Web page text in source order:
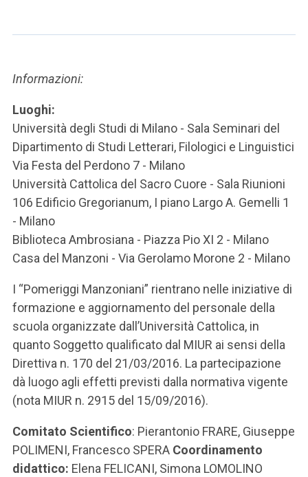
Informazioni:
Luoghi:
Università degli Studi di Milano - Sala Seminari del
Dipartimento di Studi Letterari, Filologici e Linguistici
Via Festa del Perdono 7 - Milano
Università Cattolica del Sacro Cuore - Sala Riunioni
106 Edificio Gregorianum, I piano Largo A. Gemelli 1
- Milano
Biblioteca Ambrosiana - Piazza Pio XI 2 - Milano
Casa del Manzoni - Via Gerolamo Morone 2 - Milano
I “Pomeriggi Manzoniani” rientrano nelle iniziative di
formazione e aggiornamento del personale della
scuola organizzate dall’Università Cattolica, in
quanto Soggetto qualificato dal MIUR ai sensi della
Direttiva n. 170 del 21/03/2016. La partecipazione
dà luogo agli effetti previsti dalla normativa vigente
(nota MIUR n. 2915 del 15/09/2016).
Comitato Scientifico: Pierantonio FRARE, Giuseppe
POLIMENI, Francesco SPERA Coordinamento
didattico: Elena FELICANI, Simona LOMOLINO